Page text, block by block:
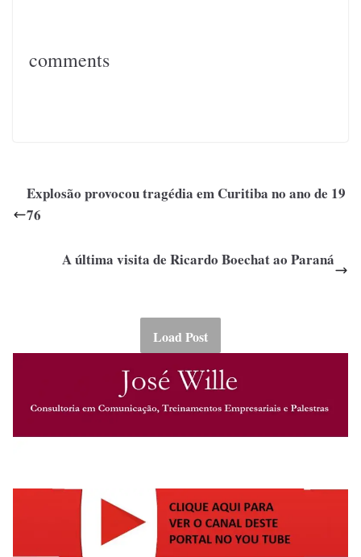
comments
Explosão provocou tragédia em Curitiba no ano de 19
76
A última visita de Ricardo Boechat ao Paraná
Load Post